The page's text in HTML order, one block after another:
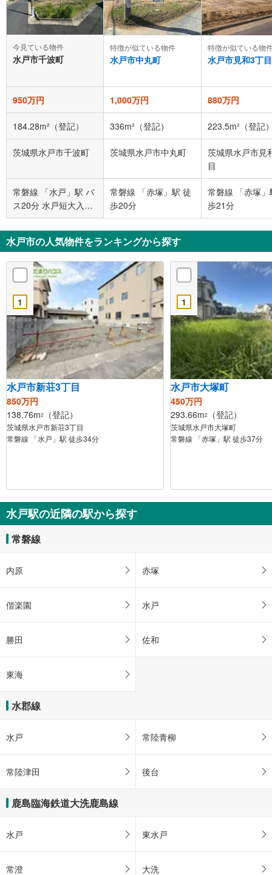
今見ている物件
水戸市千波町
特徴が似ている物件
水戸市中丸町
特徴が似ている物
水戸市見和3丁目
950万円 1,000万円 880万円
184.28m²（登記） 336m²（登記） 223.5m²（登記
茨城県水戸市千波町 茨城県水戸市中丸町
茨城県水戸市見
目
常磐線 「水戸」駅 バ
ス20分 水戸短大入口
バス停下車 徒歩8分
常磐線 「赤塚」駅 徒
歩20分
常磐線 「赤塚」
歩21分
水戸市の人気物件をランキングから探す
1
水戸市新荘3丁目
850万円
138.76m2 （登記）
茨城県水戸市新荘3丁目
常磐線 「水戸」駅 徒歩34分
1
水戸市大塚町
450万円
293.66m2 （登記）
茨城県水戸市大塚町
常磐線 「赤塚」駅 徒歩37分
水戸駅の近隣の駅から探す
常磐線
内原 赤塚
偕楽園 水戸
勝田 佐和
東海
水郡線
水戸 常陸青柳
常陸津田 後台
鹿島臨海鉄道大洗鹿島線
水戸 東水戸
常澄 大洗